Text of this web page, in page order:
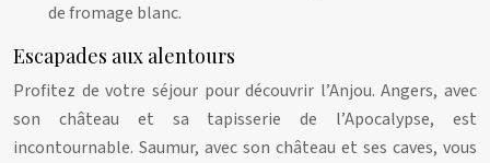
de fromage blanc.
Escapades aux alentours
Profitez de votre séjour pour découvrir l’Anjou. Angers, avec
son château et sa tapisserie de l’Apocalypse, est
incontournable. Saumur, avec son château et ses caves, vous